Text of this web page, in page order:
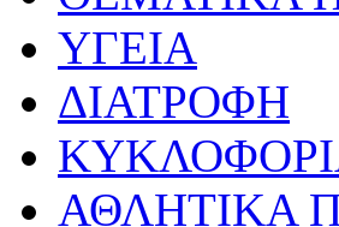
ΥΓΕΙΑ
ΔΙΑΤΡΟΦΗ
ΑΘΛΗΤΙΚΑ